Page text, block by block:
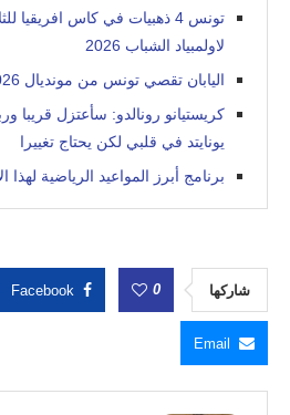
تونس 4 ذهبيات في كاس افريقيا
لاولمبياد الشباب 2026
اليابان تقصي تونس من مونديال 2026 برباعية قاسية
كريستيانو رونالدو: سأعتزل قريبا
يونايتد في قلبي لكن يحتاج تغييرا
برنامج أبرز المواعيد الرياضية لهذا
شاركها 0
Facebook
Email